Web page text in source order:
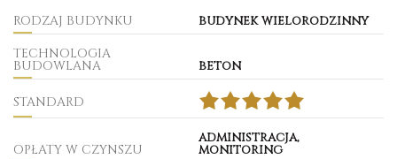
RODZAJ BUDYNKU
budynek wielorodzinny
TECHNOLOGIA
BUDOWLANA beton
STANDARD
OPŁATY W CZYNSZU
administracja,
monitoring